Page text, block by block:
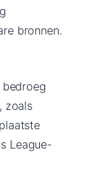
bronnen.
zoals
League-